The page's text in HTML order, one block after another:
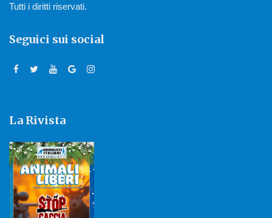
Tutti i diritti riservati.
Seguici sui social
La Rivista